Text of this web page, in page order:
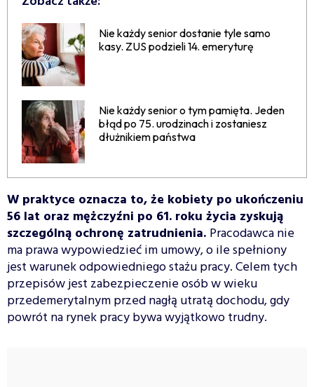
Nie każdy senior dostanie tyle samo
kasy. ZUS podzieli 14. emeryturę
Nie każdy senior o tym pamięta. Jeden
błąd po 75. urodzinach i zostaniesz
dłużnikiem państwa
W praktyce oznacza to, że kobiety po ukończeniu
56 lat oraz mężczyźni po 61. roku życia zyskują
szczególną ochronę zatrudnienia. Pracodawca nie
ma prawa wypowiedzieć im umowy, o ile spełniony
jest warunek odpowiedniego stażu pracy. Celem tych
przepisów jest zabezpieczenie osób w wieku
przedemerytalnym przed nagłą utratą dochodu, gdy
powrót na rynek pracy bywa wyjątkowo trudny.